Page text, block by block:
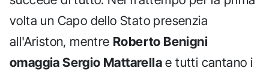
volta un Capo dello Stato presenzia
all'Ariston, mentre Roberto Benigni
omaggia Sergio Mattarella e tutti cantano i